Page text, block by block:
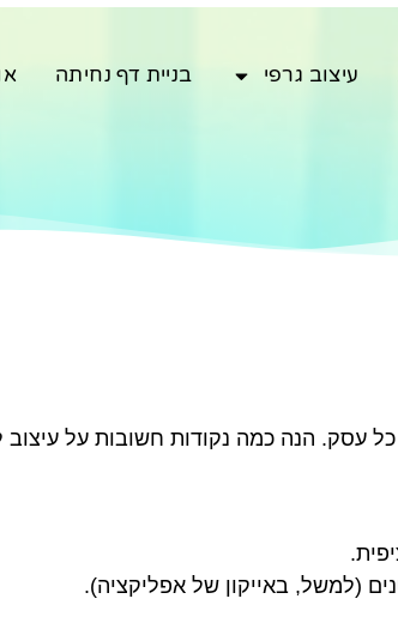
עיצוב גרפי בניית דף נחיתה
עסק. הנה כמה נקודות חשובות על עיצוב
(למשל, באייקון של אפליקציה).